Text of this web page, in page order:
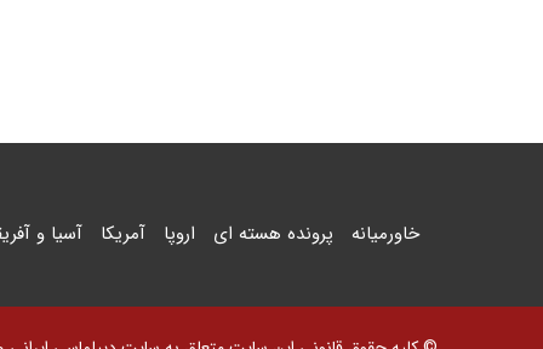
خاورمیانه پرونده هسته ای اروپا آمریکا آسیا و